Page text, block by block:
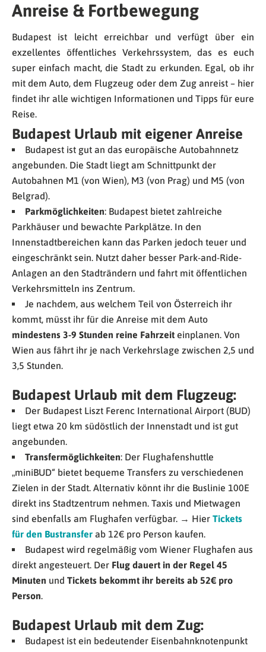
Anreise & Fortbewegung
Budapest ist leicht erreichbar und verfügt über ein
exzellentes öffentliches Verkehrssystem, das es euch
super einfach macht, die Stadt zu erkunden. Egal, ob ihr
mit dem Auto, dem Flugzeug oder dem Zug anreist – hier
findet ihr alle wichtigen Informationen und Tipps für eure
Reise.
Budapest Urlaub mit eigener Anreise
Budapest ist gut an das europäische Autobahnnetz
angebunden. Die Stadt liegt am Schnittpunkt der
Autobahnen M1 (von Wien), M3 (von Prag) und M5 (von
Belgrad).
Parkmöglichkeiten: Budapest bietet zahlreiche
Parkhäuser und bewachte Parkplätze. In den
Innenstadtbereichen kann das Parken jedoch teuer und
eingeschränkt sein. Nutzt daher besser Park-and-Ride-
Anlagen an den Stadträndern und fahrt mit öffentlichen
Verkehrsmitteln ins Zentrum.
Je nachdem, aus welchem Teil von Österreich ihr
kommt, müsst ihr für die Anreise mit dem Auto
mindestens 3-9 Stunden reine Fahrzeit einplanen. Von
Wien aus fährt ihr je nach Verkehrslage zwischen 2,5 und
3,5 Stunden.
Budapest Urlaub mit dem Flugzeug:
Der Budapest Liszt Ferenc International Airport (BUD)
liegt etwa 20 km südöstlich der Innenstadt und ist gut
angebunden.
Transfermöglichkeiten: Der Flughafenshuttle
„miniBUD“ bietet bequeme Transfers zu verschiedenen
Zielen in der Stadt. Alternativ könnt ihr die Buslinie 100E
direkt ins Stadtzentrum nehmen. Taxis und Mietwagen
sind ebenfalls am Flughafen verfügbar. → Hier Tickets
für den Bustransfer ab 12€ pro Person kaufen.
Budapest wird regelmäßig vom Wiener Flughafen aus
direkt angesteuert. Der Flug dauert in der Regel 45
Minuten und Tickets bekommt ihr bereits ab 52€ pro
Person.
Budapest Urlaub mit dem Zug:
Budapest ist ein bedeutender Eisenbahnknotenpunkt